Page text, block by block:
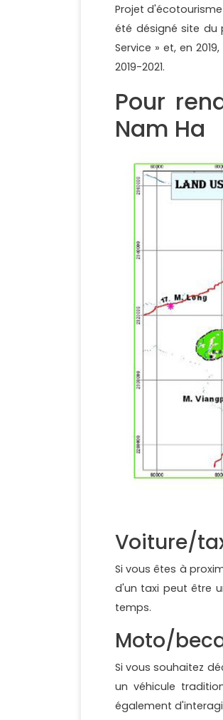
Projet d'écotourisme
été désigné site du
Service » et, en
2019-2021.
Pour
Nam Ha
Voiture/
Si vous êtes à
d'un taxi peut être
temps.
Moto/
Si vous souhaitez
un véhicule
également